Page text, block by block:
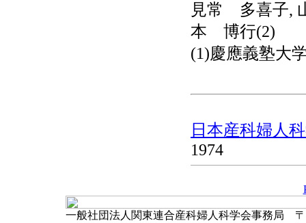
見常 多喜子,
本 博行(2)
(1)慶應義塾大
日本産科婦人
1974
一般社団法人関東連合産科婦人科学会事務局 〒